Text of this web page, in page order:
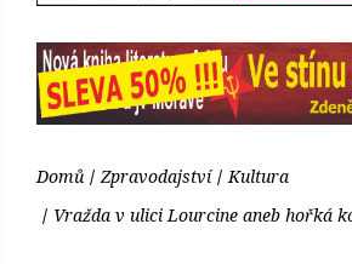
Domů Zpravodajství
Kultura
Vražda v ulici Lourcine aneb hořká